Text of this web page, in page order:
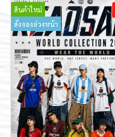
สินค้าใหม่
สั่งจองล่วงหน้า